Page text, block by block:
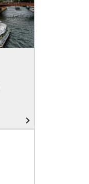
navigate_next